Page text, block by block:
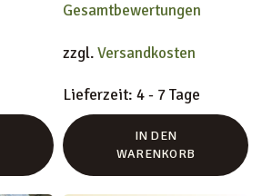
Gesamtbewertungen
zzgl.Versandkosten
Lieferzeit:4 - 7 Tage
IN DEN
WARENKORB